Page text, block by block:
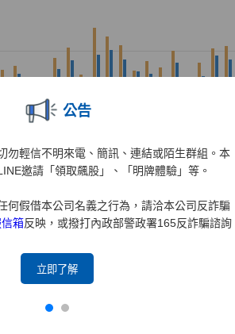
公告
勿輕信不明來電、簡訊、連結或陌生群組。本
邀請「領取飆股」、「明牌體驗」等。
何假借本公司名義之行為，請洽本公司反詐騙
箱反映，或撥打內政部警政署165反詐騙諮詢
立即了解